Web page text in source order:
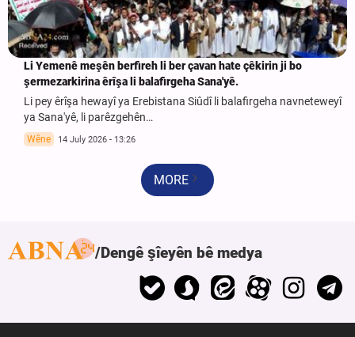
Li Yemenê meşên berfireh li ber çavan hate çêkirin ji bo
şermezarkirina êrîşa li balafirgeha Sana'yê.
Li pey êrîşa hewayî ya Erebistana Siûdî li balafirgeha navneteweyî
ya Sana'yê, li parêzgehên…
Wêne 14 July 2026 - 13:26
MORE
Dengê şîeyên bê medya